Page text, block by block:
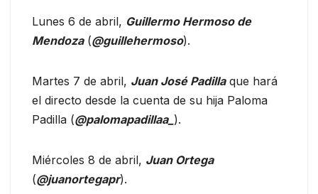
Lunes 6 de abril, Guillermo Hermoso de
Mendoza(@guillehermoso).
Martes 7 de abril, Juan José Padillaque hará
el directo desde la cuenta de su hija Paloma
Padilla (@palomapadillaa_ ).
Miércoles 8 de abril, Juan Ortega
(@juanortegapr).